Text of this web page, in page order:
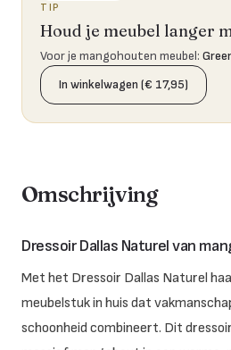
TIP
Houd je meubel langer
Voor je mangohouten meubel:
In winkelwagen (€ 17,95)
Omschrijving
Dressoir Dallas Naturel van
Met het Dressoir Dallas Naturel
meubelstuk in huis dat
schoonheid combineert. Dit